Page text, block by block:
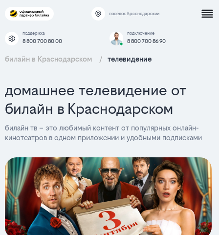
посёлок Краснодарский
поддержка
8 800 700 80 00
подключение
8 800 700 86 90
билайн в Краснодарском / телевидение
домашнее телевидение от
билайн в Краснодарском
билайн тв – это любимый контент от популярных онлайн-
кинотеатров в одном приложении и удобными подписками